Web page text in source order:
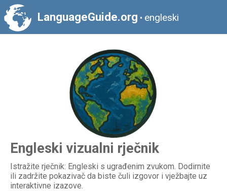
LanguageGuide.org • engleski
Engleski vizualni rječnik
Istražite rječnik: Engleski s ugrađenim zvukom. Dodirnite
ili zadržite pokazivač da biste čuli izgovor i vježbajte uz
interaktivne izazove.